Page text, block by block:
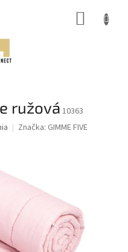
ružová10363
Značka: GIMME FIVE